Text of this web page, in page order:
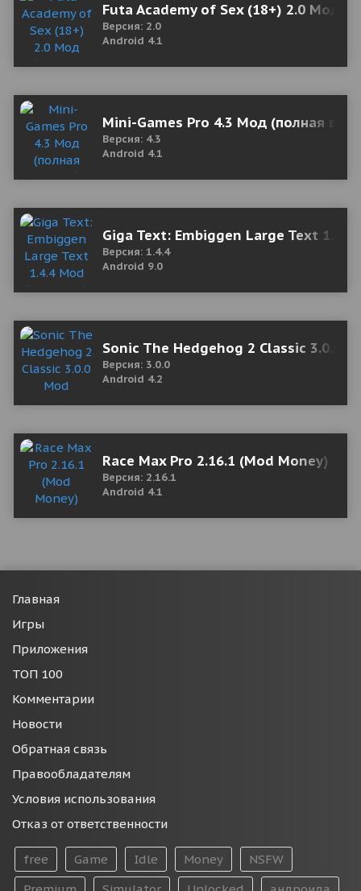
Futa Academy of Sex (18+) 2.0 Мод
Версия: 2.0
Android 4.1
Mini-Games Pro 4.3 Мод (полная
Версия: 4.3
Android 4.1
Giga Text: Embiggen Large Text 1.4.4
Версия: 1.4.4
Android 9.0
Sonic The Hedgehog 2 Classic 3.0.0
Версия: 3.0.0
Android 4.2
Race Max Pro 2.16.1 (Mod Money)
Версия: 2.16.1
Android 4.1
Главная
Игры
Приложения
ТОП 100
Комментарии
Новости
Обратная связь
Правообладателям
Условия использования
Отказ от ответственности
free Game Idle Money
NSFW